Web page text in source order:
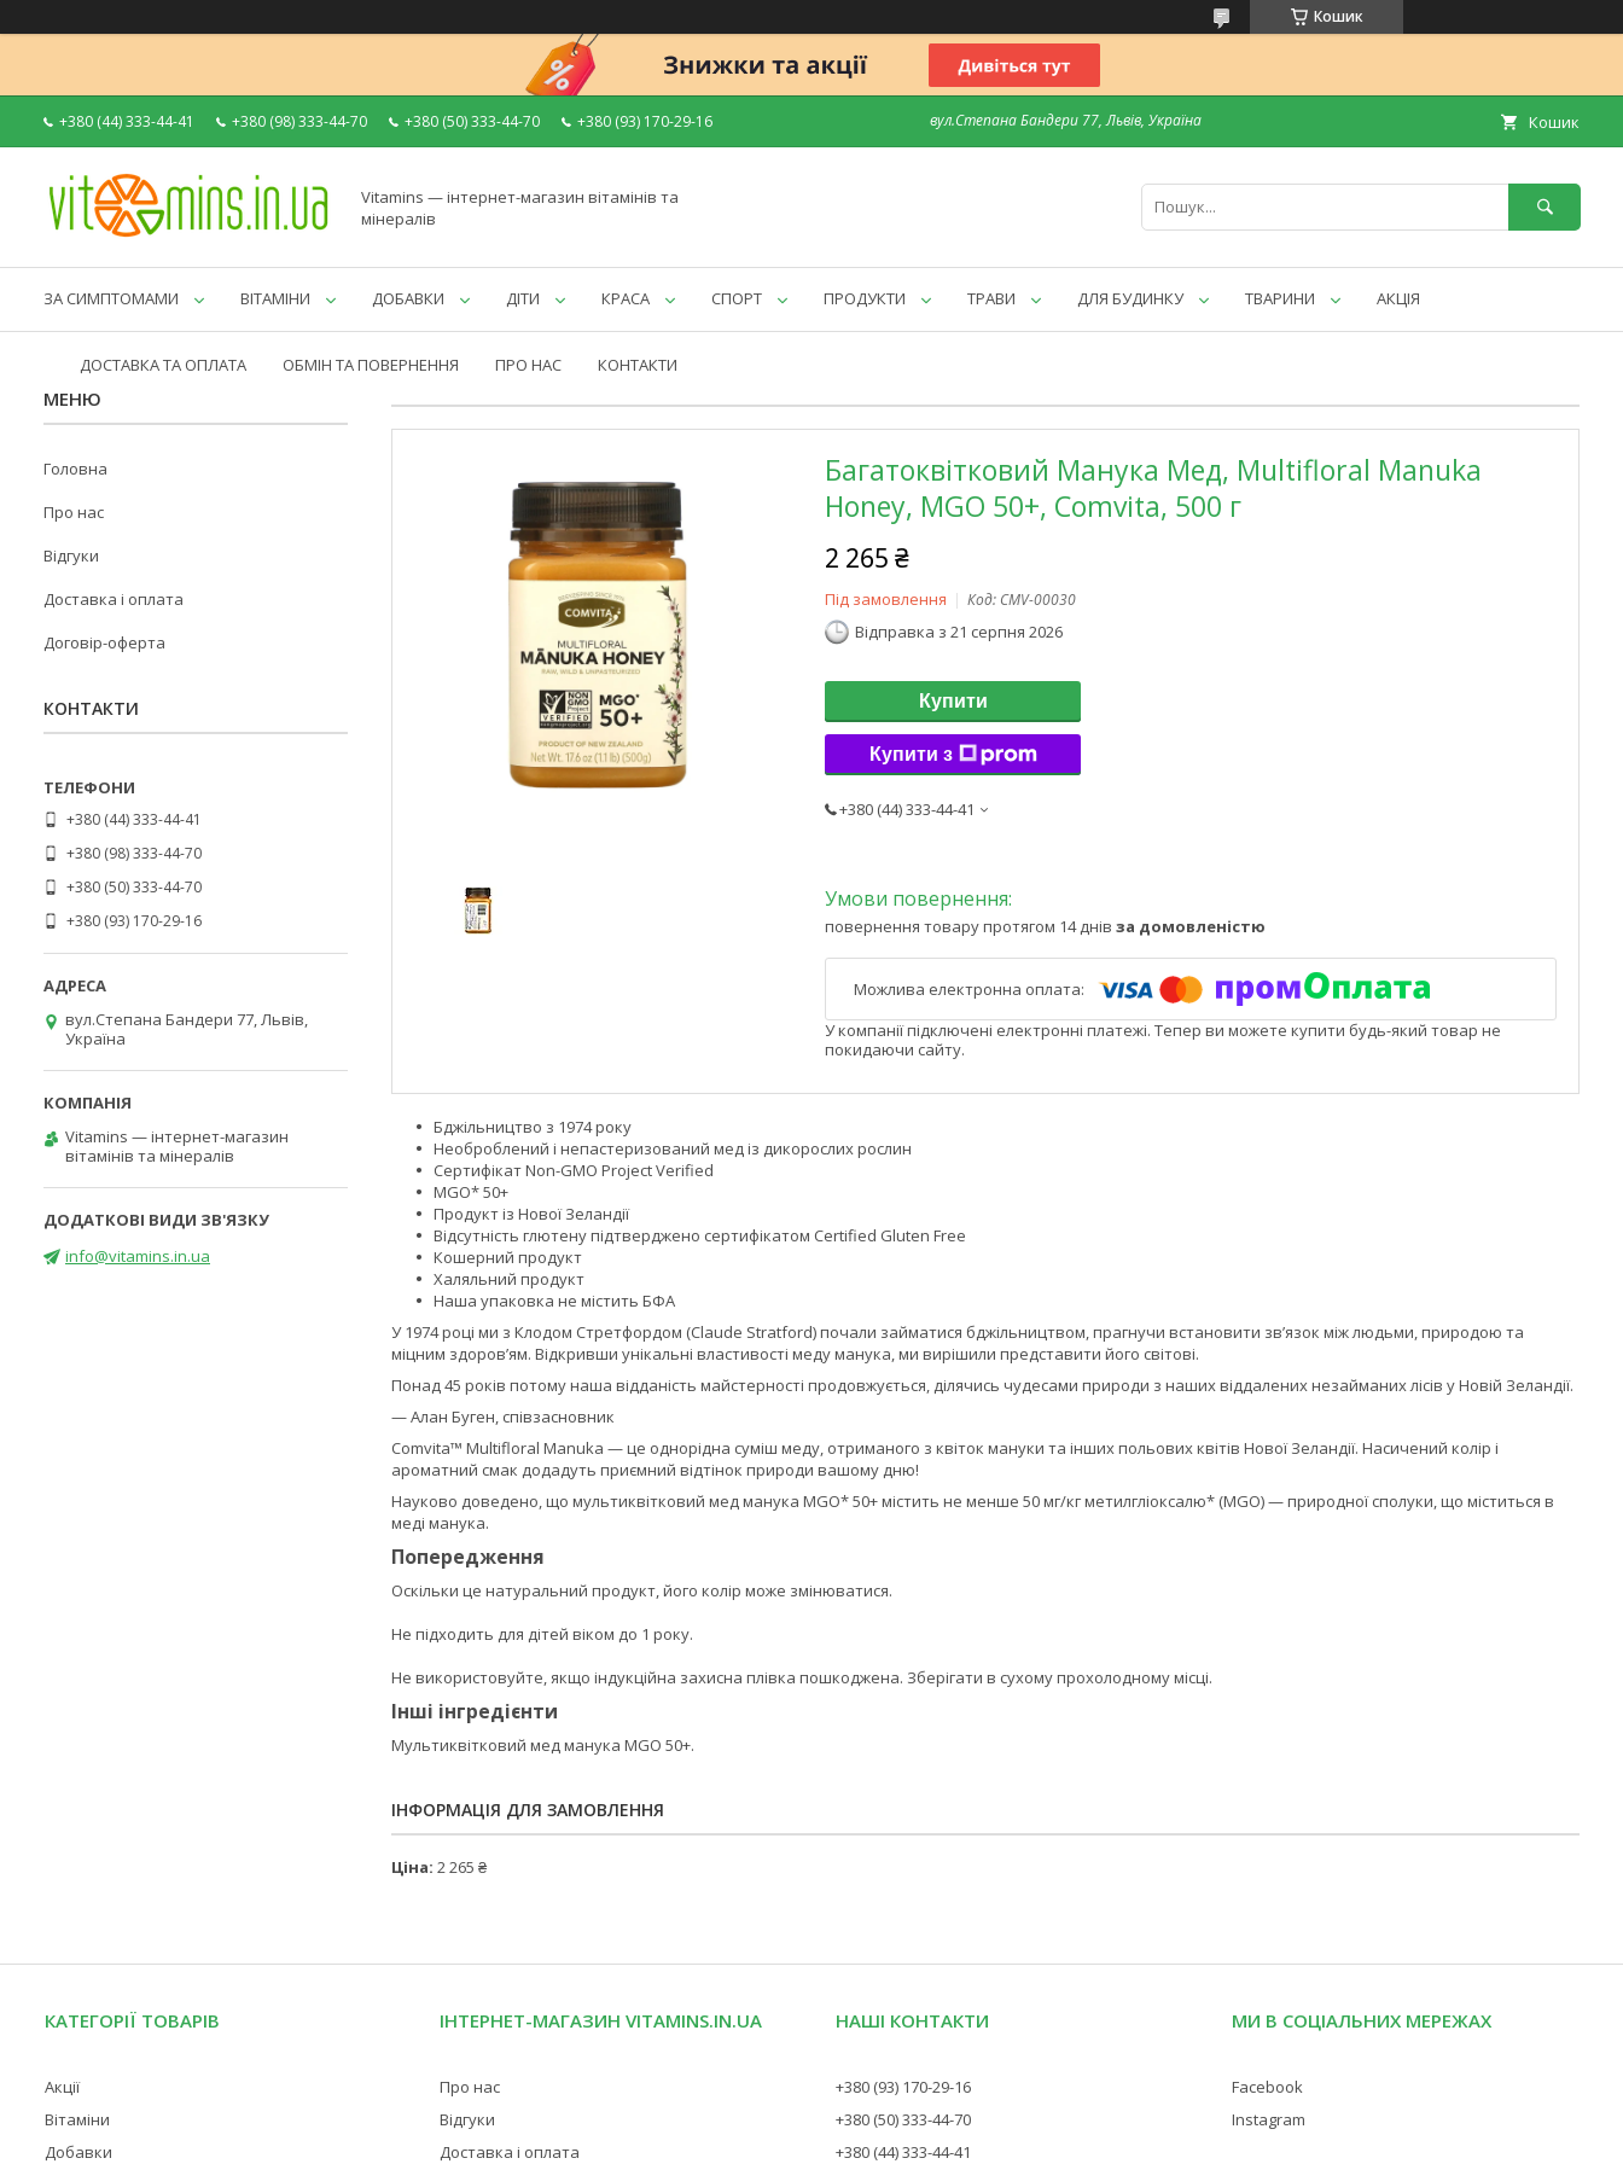
Кошик
+380 (44) 333-44-41 +380 (98) 333-44-70 +380 (50) 333-44-70 +380 (93) 170-29-16 вул.Степана Бандери 77, Львів, Україна Кошик
Vitamins — інтернет-магазин вітамінів та
мінералів
ЗА СИМПТОМАМИ ВІТАМІНИ ДОБАВКИ ДІТИ КРАСА СПОРТ ПРОДУКТИ ТРАВИ ДЛЯ БУДИНКУ ТВАРИНИ АКЦІЯ
ДОСТАВКА ТА ОПЛАТА ОБМІН ТА ПОВЕРНЕННЯ ПРО НАС КОНТАКТИ
Багатоквітковий Манука Мед, Multifloral Manuka
Honey, MGO 50+, Comvita, 500 г
2 265 ₴
Під замовлення Код: CMV-00030
Відправка з 21 серпня 2026
Купити
Купити з
+380 (44) 333-44-41
повернення товару протягом 14 днів за домовленістю
У компанії підключені електронні платежі. Тепер ви можете купити будь-який товар не
покидаючи сайту.
Бджільництво з 1974 року
Необроблений і непастеризований мед із дикорослих рослин
Сертифікат Non-GMO Project Verified
MGO* 50+
Продукт із Нової Зеландії
Відсутність глютену підтверджено сертифікатом Certified Gluten Free
Кошерний продукт
Халяльний продукт
Наша упаковка не містить БФА
У 1974 році ми з Клодом Стретфордом (Claude Stratford) почали займатися бджільництвом, прагнучи встановити зв’язок між людьми, природою та
міцним здоров’ям. Відкривши унікальні властивості меду манука, ми вирішили представити його світові.
Понад 45 років потому наша відданість майстерності продовжується, ділячись чудесами природи з наших віддалених незайманих лісів у Новій Зеландії.
— Алан Буген, співзасновник
Comvita™ Multifloral Manuka — це однорідна суміш меду, отриманого з квіток мануки та інших польових квітів Нової Зеландії. Насичений колір і
ароматний смак додадуть приємний відтінок природи вашому дню!
Науково доведено, що мультиквітковий мед манука MGO* 50+ містить не менше 50 мг/кг метилгліоксалю* (MGO) — природної сполуки, що міститься в
меді манука.
Попередження
Оскільки це натуральний продукт, його колір може змінюватися.
Не підходить для дітей віком до 1 року.
Не використовуйте, якщо індукційна захисна плівка пошкоджена. Зберігати в сухому прохолодному місці.
Інші інгредієнти
Мультиквітковий мед манука MGO 50+.
ІНФОРМАЦІЯ ДЛЯ ЗАМОВЛЕННЯ
Ціна: 2 265 ₴
Головна
Про нас
Відгуки
Доставка і оплата
Договір-оферта
КОНТАКТИ
+380 (44) 333-44-41
+380 (98) 333-44-70
+380 (50) 333-44-70
+380 (93) 170-29-16
вул.Степана Бандери 77, Львів,
Україна
Vitamins — інтернет-магазин
вітамінів та мінералів
info@vitamins.in.ua
КАТЕГОРІЇ ТОВАРІВ
Акції
Вітаміни
Добавки
ІНТЕРНЕТ-МАГАЗИН VITAMINS.IN.UA
Про нас
Відгуки
Доставка і оплата
НАШІ КОНТАКТИ
+380 (93) 170-29-16
+380 (50) 333-44-70
+380 (44) 333-44-41
МИ В СОЦІАЛЬНИХ МЕРЕЖАХ
Facebook
Instagram